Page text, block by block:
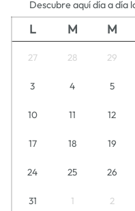
Descubre aquí día a día
L M M
27 28 29
3 4 5
10 11 12
17 18 19
24 25 26
31 1 2